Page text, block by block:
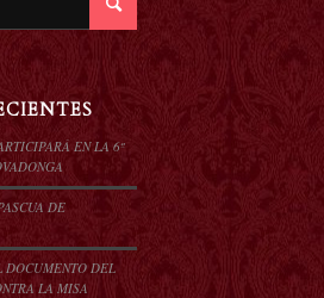
EN LA 6º
DE
DOCUMENTO DEL
LA MISA